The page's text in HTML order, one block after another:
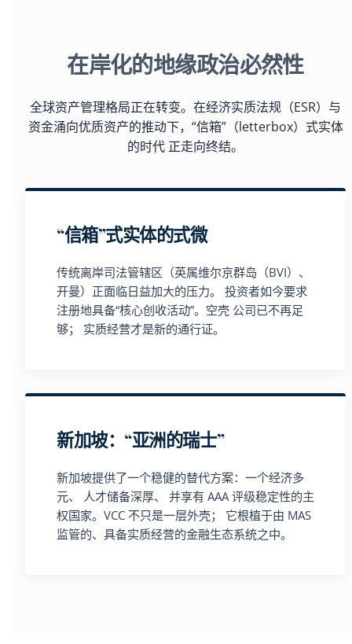
在岸化的地缘政治必然性
全球资产管理格局正在转变。在经济实质法规（ESR）与
资金涌向优质资产的推动下，“信箱”（letterbox）式实体
的时代 正走向终结。
“信箱”式实体的式微
传统离岸司法管辖区（英属维尔京群岛（BVI）、
开曼）正面临日益加大的压力。 投资者如今要求
注册地具备“核心创收活动”。空壳 公司已不再足
够； 实质经营才是新的通行证。
新加坡：“亚洲的瑞士”
新加坡提供了一个稳健的替代方案：一个经济多
元、 人才储备深厚、 并享有 AAA 评级稳定性的主
权国家。VCC 不只是一层外壳； 它根植于由 MAS
监管的、具备实质经营的金融生态系统之中。